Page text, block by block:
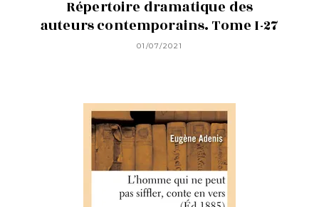
Répertoire dramatique des
auteurs contemporains. Tome I-27
01/07/2021